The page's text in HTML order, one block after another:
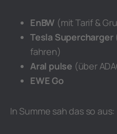
EnBW (mit Tarif &
Tesla Supercharger
fahren)
Aral pulse (über
EWE Go
In Summe sah das so aus: